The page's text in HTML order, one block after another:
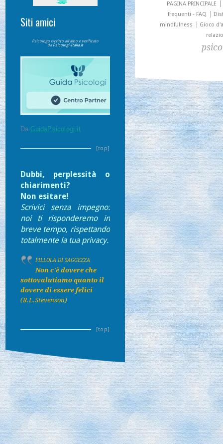
Siti amici
Psicologo iscritto all'albo e verificato
da Psicologi-Italia.it
Da GuidaPsicologi.it
[top]
Dubbi, perplessità o
chiarimenti?
Non esitare!
Scrivici senza impegno:
noi ti risponderemo in
breve tempo, rispettando
totalmente la tua privacy.
PILLOLA DI SAGGEZZA
Non c'è dovere che
sottovalutiamo quanto il
dovere di essere felici
(R.L.Stevenson)
[top]
PAGINA PRINCIPALE
frequenti - FAQ
mindfulness
Gioco